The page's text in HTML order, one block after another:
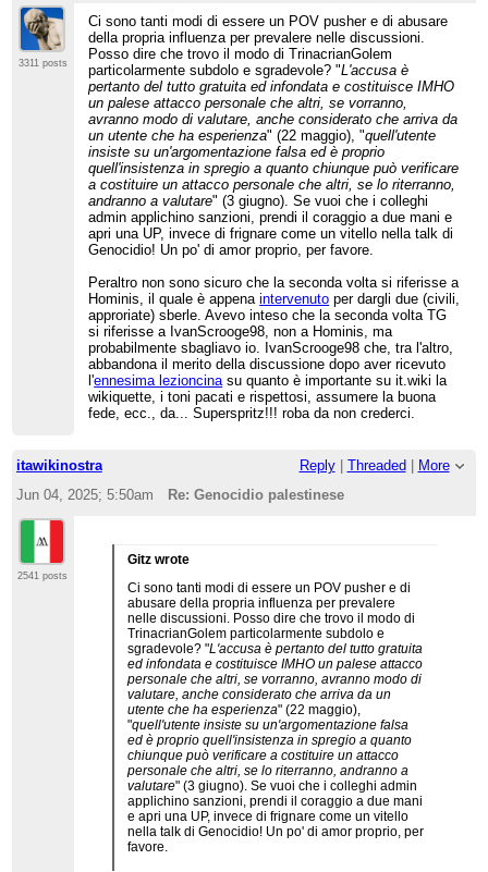
3311 posts
Ci sono tanti modi di essere un POV pusher e di abusare
della propria influenza per prevalere nelle discussioni.
Posso dire che trovo il modo di TrinacrianGolem
particolarmente subdolo e sgradevole? "L'accusa è
pertanto del tutto gratuita ed infondata e costituisce IMHO
un palese attacco personale che altri, se vorranno,
avranno modo di valutare, anche considerato che arriva da
un utente che ha esperienza" (22 maggio), "quell'utente
insiste su un'argomentazione falsa ed è proprio
quell'insistenza in spregio a quanto chiunque può verificare
a costituire un attacco personale che altri, se lo riterranno,
andranno a valutare" (3 giugno). Se vuoi che i colleghi
admin applichino sanzioni, prendi il coraggio a due mani e
apri una UP, invece di frignare come un vitello nella talk di
Genocidio! Un po' di amor proprio, per favore.
Peraltro non sono sicuro che la seconda volta si riferisse a
Hominis, il quale è appenaintervenuto per dargli due (civili,
approriate) sberle. Avevo inteso che la seconda volta TG
si riferisse a IvanScrooge98, non a Hominis, ma
probabilmente sbagliavo io. IvanScrooge98 che, tra l'altro,
abbandona il merito della discussione dopo aver ricevuto
l'ennesima lezioncina su quanto è importante su it.wiki la
wikiquette, i toni pacati e rispettosi, assumere la buona
fede, ecc., da... Superspritz!!! roba da non crederci.
itawikinostra Reply| Threaded
More
Jun 04, 2025; 5:50am
Re: Genocidio palestinese
2541 posts
Gitz wrote
Ci sono tanti modi di essere un POV pusher e di
abusare della propria influenza per prevalere
nelle discussioni. Posso dire che trovo il modo di
TrinacrianGolem particolarmente subdolo e
sgradevole? "L'accusa è pertanto del tutto gratuita
ed infondata e costituisce IMHO un palese attacco
personale che altri, se vorranno, avranno modo di
valutare, anche considerato che arriva da un
utente che ha esperienza" (22 maggio),
"quell'utente insiste su un'argomentazione falsa
ed è proprio quell'insistenza in spregio a quanto
chiunque può verificare a costituire un attacco
personale che altri, se lo riterranno, andranno a
valutare" (3 giugno). Se vuoi che i colleghi admin
applichino sanzioni, prendi il coraggio a due mani
e apri una UP, invece di frignare come un vitello
nella talk di Genocidio! Un po' di amor proprio, per
favore.